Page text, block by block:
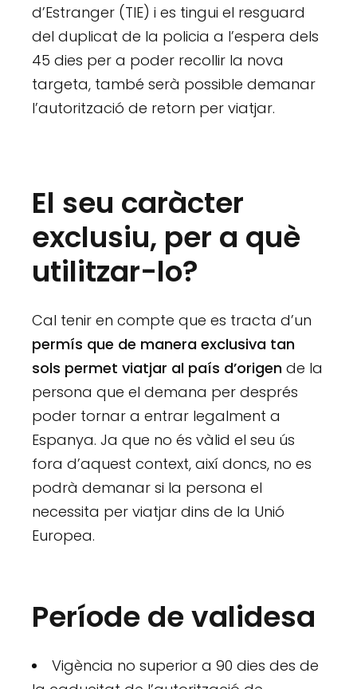
d’Estranger (TIE) i es tingui el resguard
del duplicat de la policia a l’espera dels
45 dies per a poder recollir la nova
targeta, també serà possible demanar
l’autorització de retorn per viatjar.
El seu caràcter
exclusiu, per a què
utilitzar-lo?
Cal tenir en compte que es tracta d’un
permís que de manera exclusiva tan
sols permet viatjar al país d’origen de la
persona que el demana per després
poder tornar a entrar legalment a
Espanya. Ja que no és vàlid el seu ús
fora d’aquest context, així doncs, no es
podrà demanar si la persona el
necessita per viatjar dins de la Unió
Europea.
Període de validesa
Vigència no superior a 90 dies des de